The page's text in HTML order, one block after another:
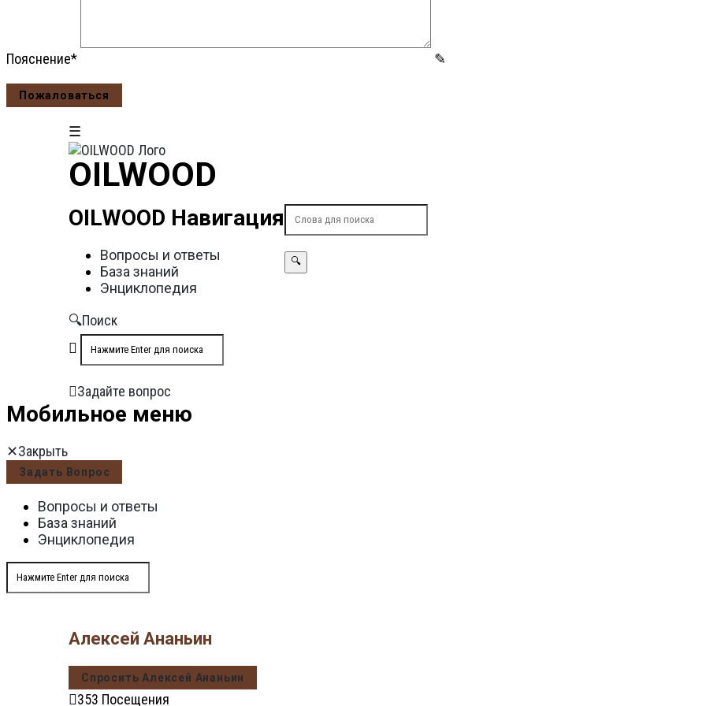
Пояснение*
OILWOOD
OILWOOD Навигация
Вопросы и ответы
База знаний
Энциклопедия
Поиск
Задайте вопрос
Мобильное меню
Закрыть
Задать Вопрос
Вопросы и ответы
База знаний
Энциклопедия
Алексей Ананьин
Спросить Алексей Ананьин
353 Посещения